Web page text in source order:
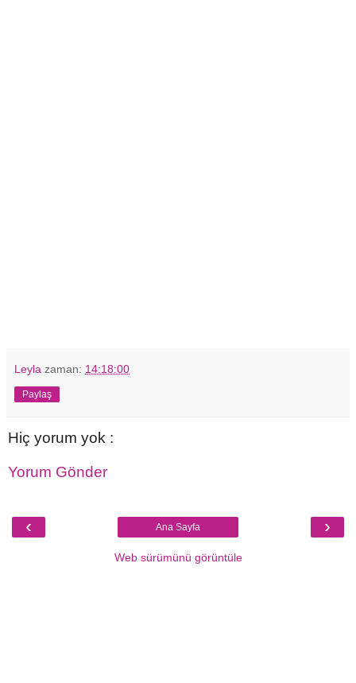
Leyla zaman: 14:18:00
Paylaş
Hiç yorum yok :
Yorum Gönder
‹ ›
Ana Sayfa
Web sürümünü görüntüle